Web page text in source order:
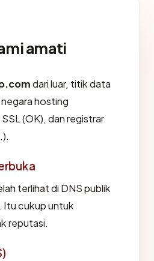
amati
dari luar, titik data
hosting
(OK), dan registrar
terlihat di DNS publik
Itu cukup untuk
reputasi.